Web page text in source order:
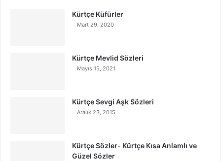
Kürtçe Küfürler
Mart 29, 2020
Kürtçe Mevlid Sözleri
Mayıs 15, 2021
Kürtçe Sevgi Aşk Sözleri
Aralık 23, 2015
Kürtçe Sözler- Kürtçe Kısa Anlamlı ve
Güzel Sözler